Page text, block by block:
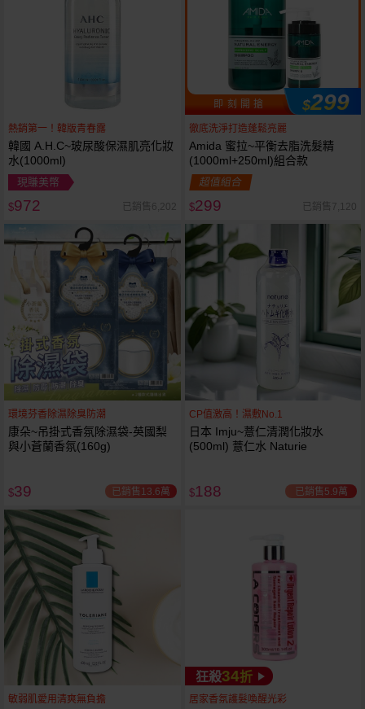
熱銷第一！韓版青春露
韓國 A.H.C~玻尿酸保濕肌亮化妝
水(1000ml)
現賺美幣
$972 已銷售6,202
即 刻 開 搶 $299
徹底洗淨打造蓬鬆亮麗
Amida 蜜拉~平衡去脂洗髮精
(1000ml+250ml)組合款
超值組合
$299 已銷售7,120
環境芬香除濕除臭防潮
康朵~吊掛式香氛除濕袋-英國梨
與小蒼蘭香氛(160g)
$39 已銷售13.6萬
CP值激高！濕敷No.1
日本 Imju~薏仁清潤化妝水
(500ml) 薏仁水 Naturie
$188 已銷售5.9萬
敏弱肌愛用清爽無負擔
狂殺34折
居家香氛護髮喚醒光彩